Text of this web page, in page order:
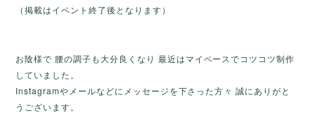
（掲載はイベント終了後となります）
お陰様で 腰の調子も大分良くなり 最近はマイペースでコツコツ制作
していました。
Instagramやメールなどにメッセージを下さった方々 誠にありがと
うございます。